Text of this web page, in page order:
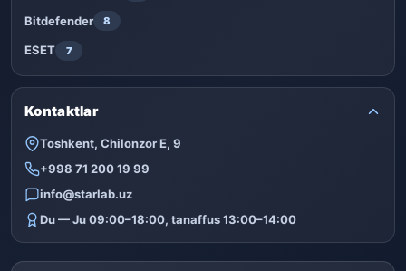
Bitdefender 8
ESET 7
Kontaktlar
Toshkent, Chilonzor E, 9
+998 71 200 19 99
info@starlab.uz
Du — Ju 09:00–18:00, tanaffus 13:00–14:00